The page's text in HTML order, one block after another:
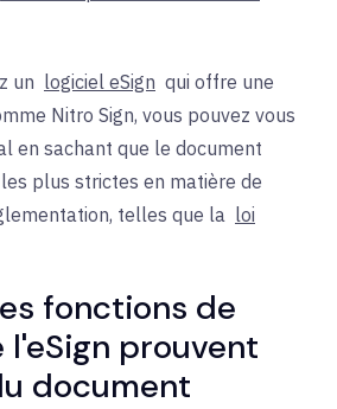
un logiciel eSign qui offre une
Nitro Sign, vous pouvez vous
en sachant que le document
plus strictes en matière de
telles que la loi
fonctions de
prouvent
document